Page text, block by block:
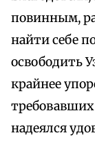
повинным,
найти себе
освободить
крайнее
надеялся